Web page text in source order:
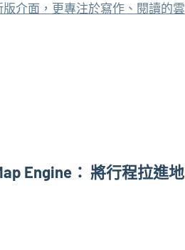
版介面，更專注於寫作、閱讀的雲
Engine： 將行程拉進地